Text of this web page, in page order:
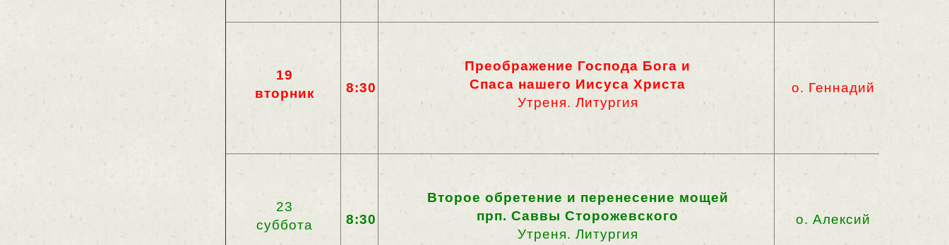
19
вторник
8:30
Преображение Господа Бога и
Спаса нашего Иисуса Христа
Утреня. Литургия
о. Геннадий
23
суббота
8:30
Второе обретение и перенесение мощей
прп. Саввы Сторожевского
Утреня. Литургия
о. Алексий